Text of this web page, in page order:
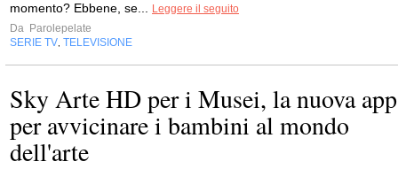
momento? Ebbene, se...
Leggere il seguito
Da Parolepelate
SERIE TV TELEVISIONE
Sky Arte HD per i Musei, la nuova app
per avvicinare i bambini al mondo
dell'arte